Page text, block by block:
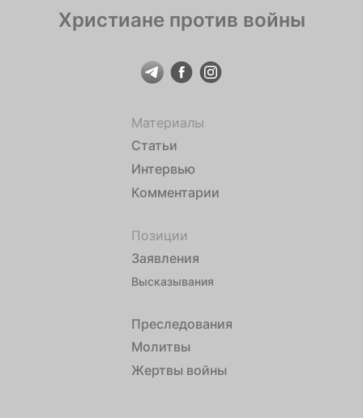
Христиане против войны
Материалы
Статьи
Интервью
Комментарии
Позиции
Заявления
Высказывания
Преследования
Молитвы
Жертвы войны